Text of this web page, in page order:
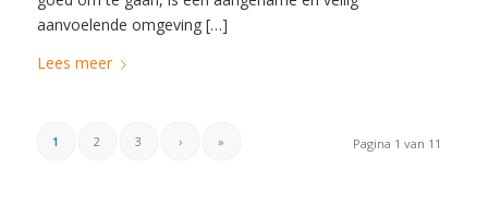
aanvoelende omgeving […]
Lees meer
Pagina 1 van 11
1 2 3 › »